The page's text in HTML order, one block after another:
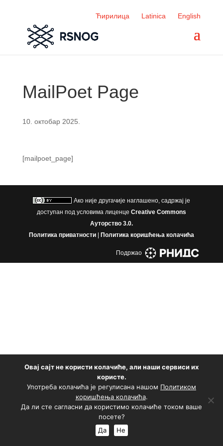
Ћирилица Latinica English
MailPoet Page
10. октобар 2025.
[mailpoet_page]
Ако није другачије наглашено, садржај је
доступан под условима лиценце Creative Commons
Aуторство 3.0.
Политика приватности| Политика коришћења колачића
Подржао
Овај сајт не користи колачиће, али наши сервиси их
користе.
Употреба колачића је регулисана нашом Политиком
коришћења колачића.
Да ли сте сагласни да користимо колачиће током ваше
посете?
Да
Не